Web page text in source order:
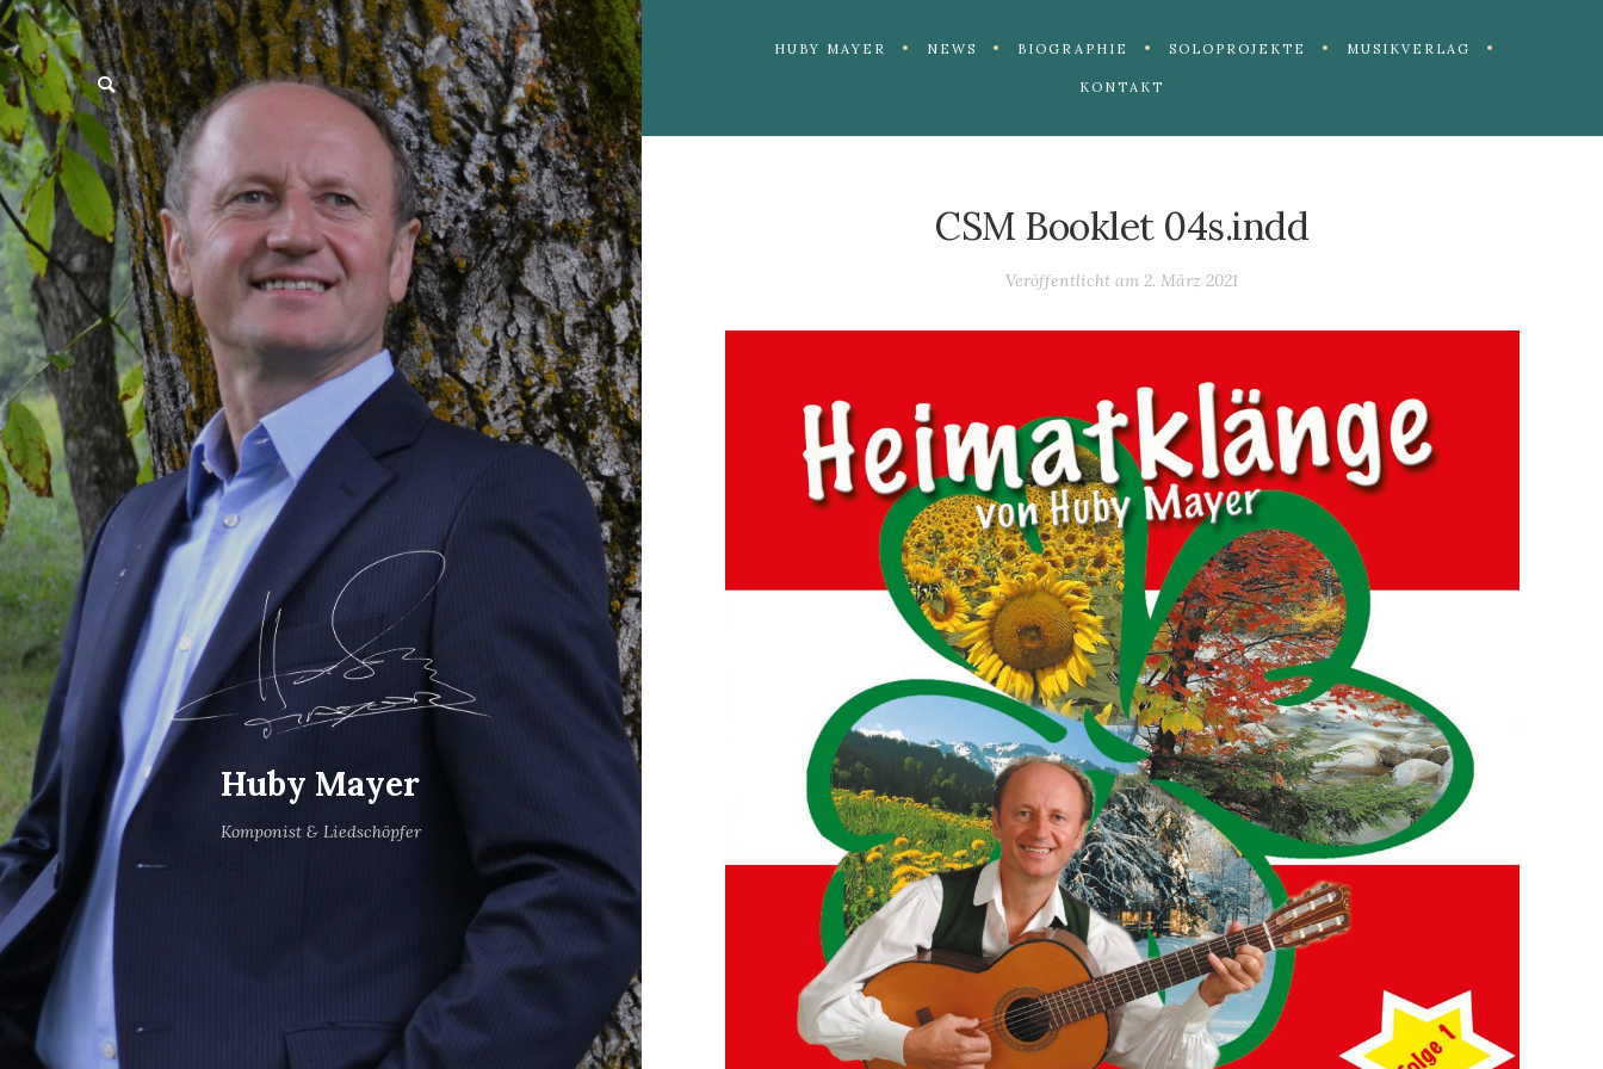
postpass2
Huby Mayer
Komponist & Liedschöpfer
HUBY MAYER NEWS BIOGRAPHIE SOLOPROJEKTE MUSIKVERLAG
KONTAKT
CSM Booklet 04s.indd
Veröffentlicht am2. März 2021